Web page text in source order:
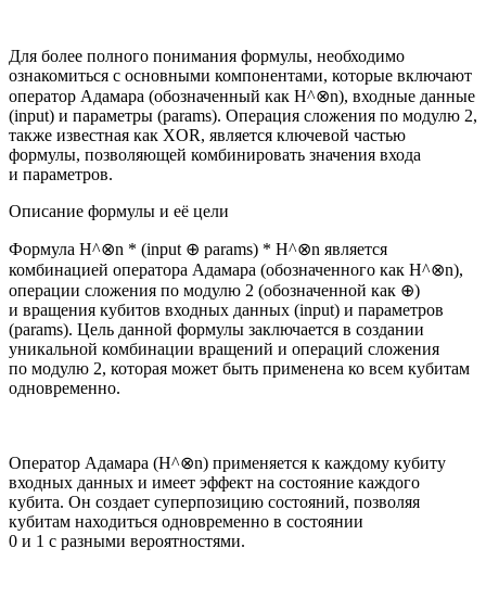
Для более полного понимания формулы, необходимо
ознакомиться с основными компонентами, которые включают
оператор Адамара (обозначенный как H^⊗n), входные данные
(input) и параметры (params). Операция сложения по модулю 2,
также известная как XOR, является ключевой частью
формулы, позволяющей комбинировать значения входа
и параметров.
Описание формулы и её цели
Формула H^⊗n * (input ⊕ params) * H^⊗n является
комбинацией оператора Адамара (обозначенного как H^⊗n),
операции сложения по модулю 2 (обозначенной как ⊕)
и вращения кубитов входных данных (input) и параметров
(params). Цель данной формулы заключается в создании
уникальной комбинации вращений и операций сложения
по модулю 2, которая может быть применена ко всем кубитам
одновременно.
Оператор Адамара (H^⊗n) применяется к каждому кубиту
входных данных и имеет эффект на состояние каждого
кубита. Он создает суперпозицию состояний, позволяя
кубитам находиться одновременно в состоянии
0 и 1 с разными вероятностями.